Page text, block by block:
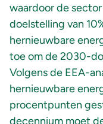
waardoor de
doelstelling van
hernieuwbare
toe om de 2030-
Volgens de EEA-
hernieuwbare
procentpunten
decennium moet